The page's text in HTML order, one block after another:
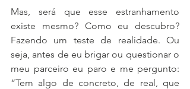
Mas, será que esse estranhamento
existe mesmo? Como eu descubro?
Fazendo um teste de realidade. Ou
seja, antes de eu brigar ou questionar o
meu parceiro eu paro e me pergunto:
“Tem algo de concreto, de real, que